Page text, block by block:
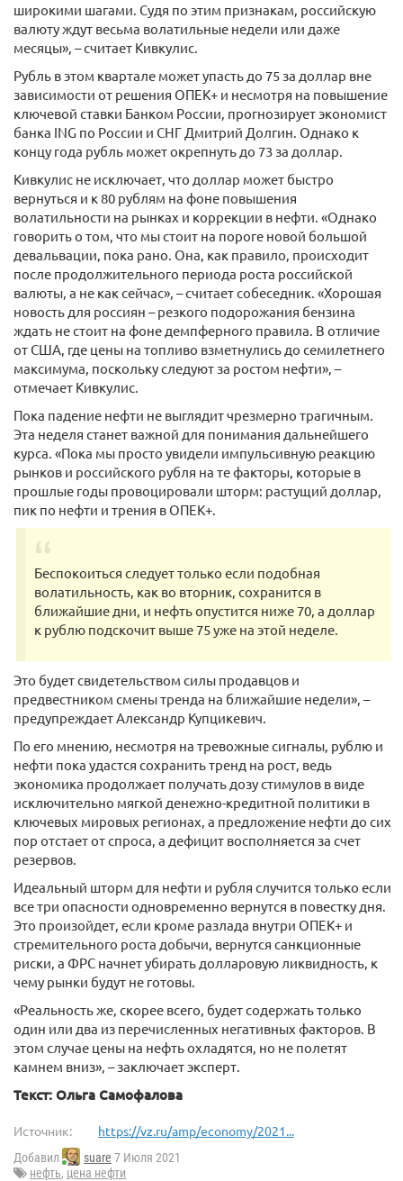
широкими шагами. Судя по этим признакам, российскую
валюту ждут весьма волатильные недели или даже
месяцы», – считает Кивкулис.
Рубль в этом квартале может упасть до 75 за доллар вне
зависимости от решения ОПЕК+ и несмотря на повышение
ключевой ставки Банком России, прогнозирует экономист
банка ING по России и СНГ Дмитрий Долгин. Однако к
концу года рубль может окрепнуть до 73 за доллар.
Кивкулис не исключает, что доллар может быстро
вернуться и к 80 рублям на фоне повышения
волатильности на рынках и коррекции в нефти. «Однако
говорить о том, что мы стоит на пороге новой большой
девальвации, пока рано. Она, как правило, происходит
после продолжительного периода роста российской
валюты, а не как сейчас», – считает собеседник. «Хорошая
новость для россиян – резкого подорожания бензина
ждать не стоит на фоне демпферного правила. В отличие
от США, где цены на топливо взметнулись до семилетнего
максимума, поскольку следуют за ростом нефти», –
отмечает Кивкулис.
Пока падение нефти не выглядит чрезмерно трагичным.
Эта неделя станет важной для понимания дальнейшего
курса. «Пока мы просто увидели импульсивную реакцию
рынков и российского рубля на те факторы, которые в
прошлые годы провоцировали шторм: растущий доллар,
пик по нефти и трения в ОПЕК+.
Беспокоиться следует только если подобная
волатильность, как во вторник, сохранится в
ближайшие дни, и нефть опустится ниже 70, а доллар
к рублю подскочит выше 75 уже на этой неделе.
Это будет свидетельством силы продавцов и
предвестником смены тренда на ближайшие недели», –
предупреждает Александр Купцикевич.
По его мнению, несмотря на тревожные сигналы, рублю и
нефти пока удастся сохранить тренд на рост, ведь
экономика продолжает получать дозу стимулов в виде
исключительно мягкой денежно-кредитной политики в
ключевых мировых регионах, а предложение нефти до сих
пор отстает от спроса, а дефицит восполняется за счет
резервов.
Идеальный шторм для нефти и рубля случится только если
все три опасности одновременно вернутся в повестку дня.
Это произойдет, если кроме разлада внутри ОПЕК+ и
стремительного роста добычи, вернутся санкционные
риски, а ФРС начнет убирать долларовую ликвидность, к
чему рынки будут не готовы.
«Реальность же, скорее всего, будет содержать только
один или два из перечисленных негативных факторов. В
этом случае цены на нефть охладятся, но не полетят
камнем вниз», – заключает эксперт.
Текст: Ольга Самофалова
Источник: https://vz.ru/amp/economy/2021...
Добавил suare 7 Июля 2021
нефть, цена нефти